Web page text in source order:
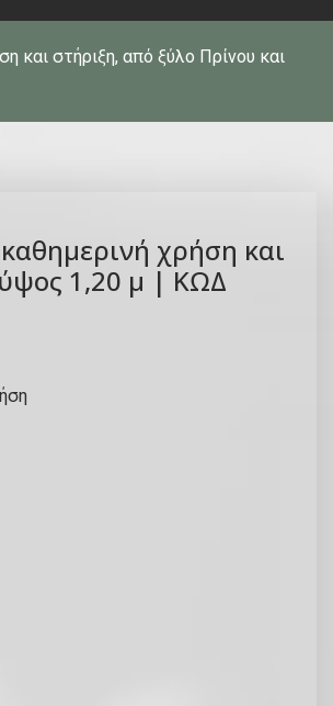
και στήριξη, από ξύλο Πρίνου και
χρήση και
ύψος 1,20 μ | ΚΩΔ